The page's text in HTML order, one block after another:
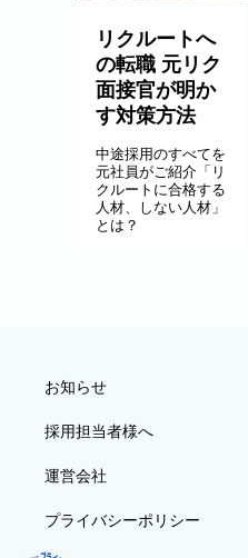
リクルートへ
の転職 元リク
面接官が明か
す対策方法
中途採用のすべてを
元社員がご紹介「リ
クルートに合格する
人材、しない人材」
とは？
お知らせ
採用担当者様へ
運営会社
プライバシーポリシー